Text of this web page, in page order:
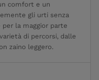
comfort e un
gli urti senza
la maggior parte
di percorsi, dalle
zaino leggero.